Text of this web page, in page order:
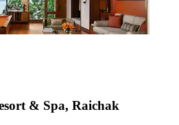
& Spa, Raichak